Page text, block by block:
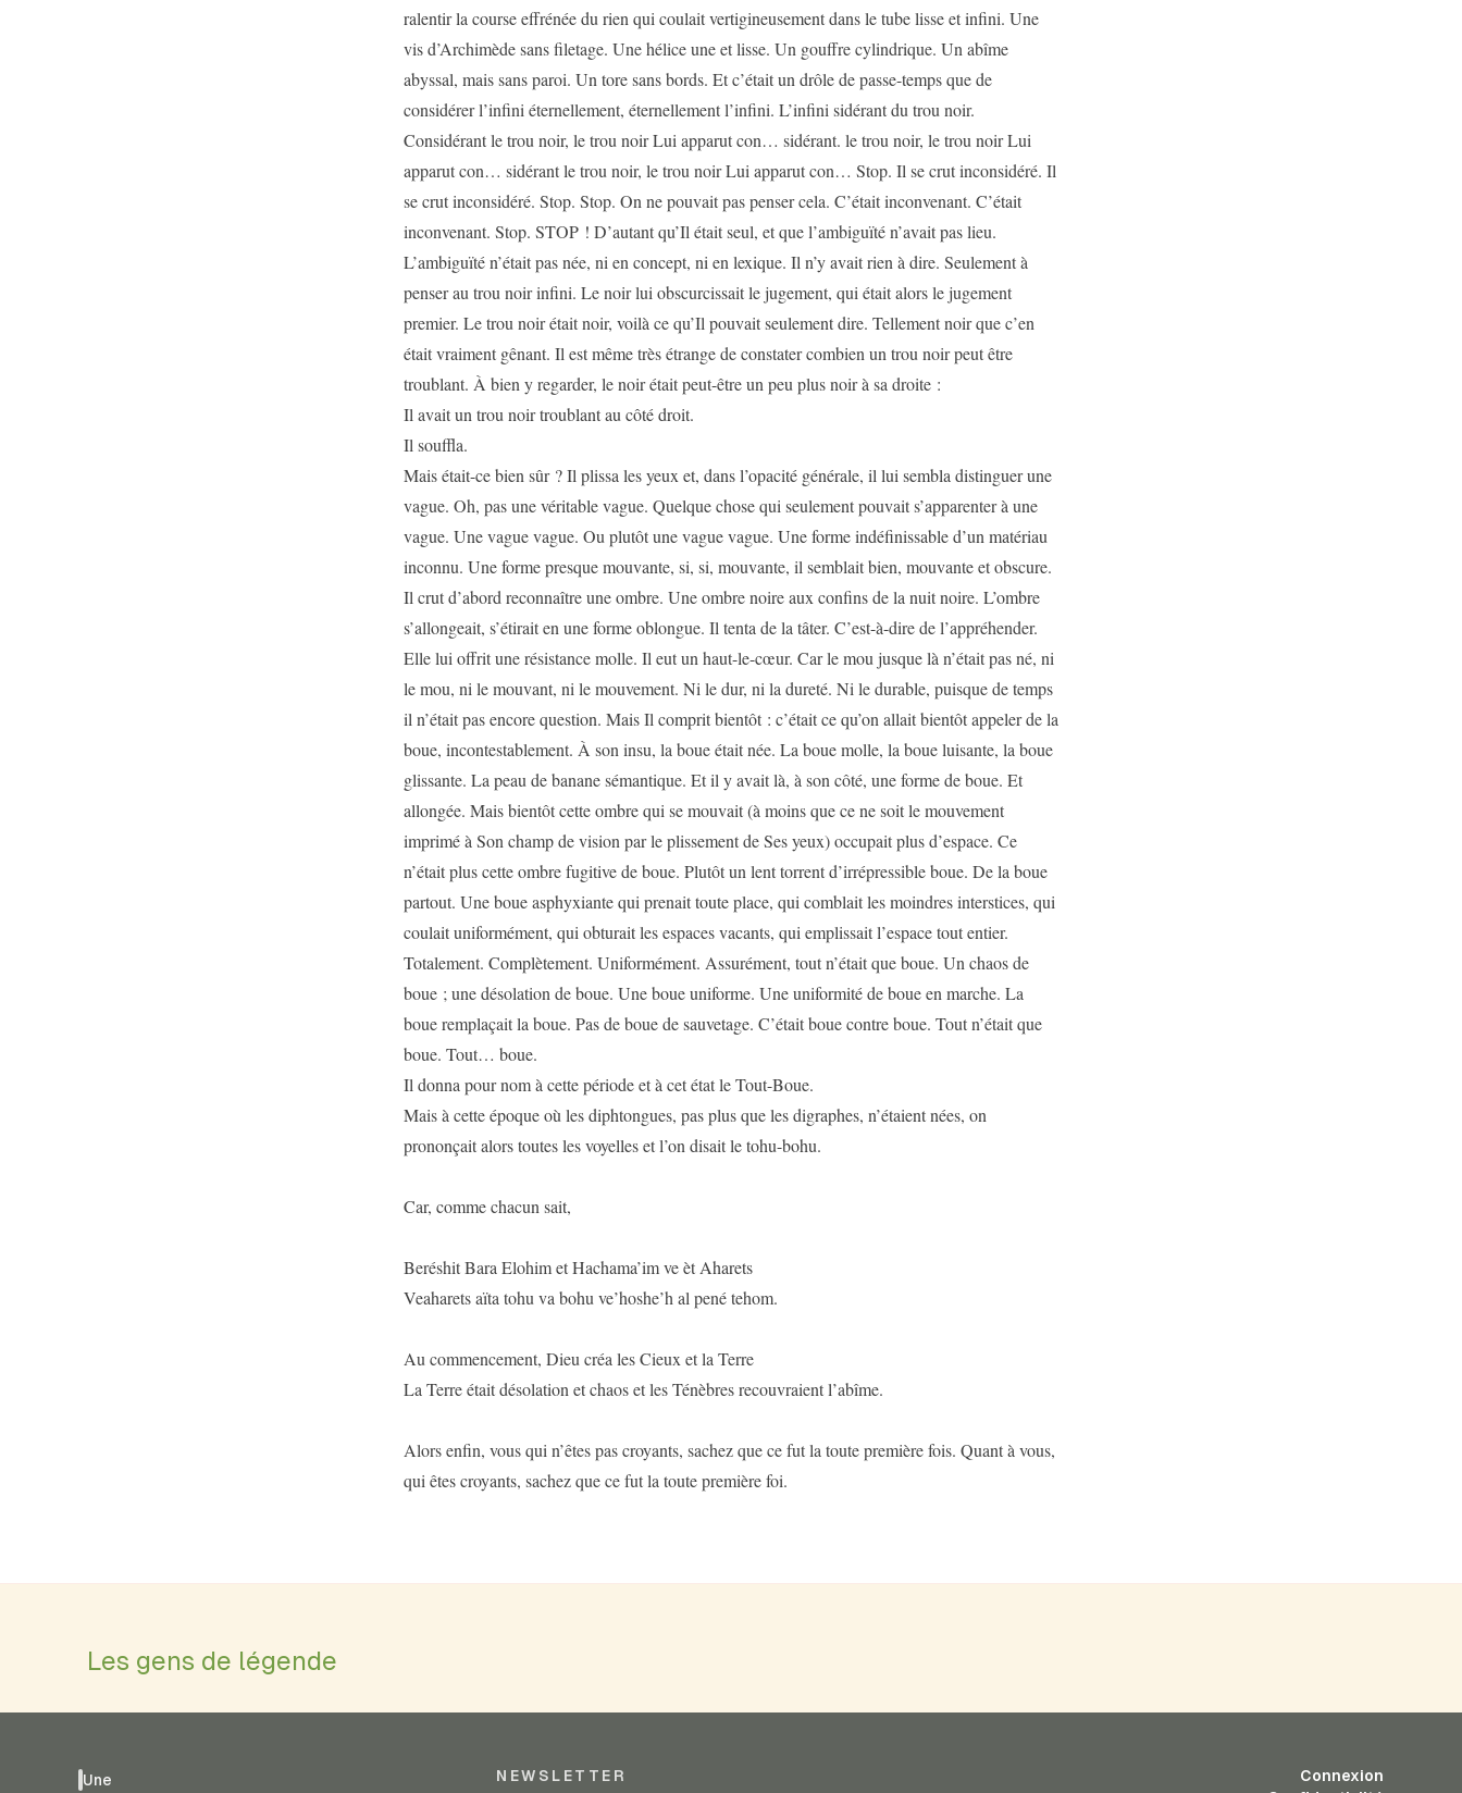
ralentir la course effrénée du rien qui coulait vertigineusement dans le tube lisse et infini. Une
vis d’Archimède sans filetage. Une hélice une et lisse. Un gouffre cylindrique. Un abîme
abyssal, mais sans paroi. Un tore sans bords. Et c’était un drôle de passe-temps que de
considérer l’infini éternellement, éternellement l’infini. L’infini sidérant du trou noir.
Considérant le trou noir, le trou noir Lui apparut con… sidérant. le trou noir, le trou noir Lui
apparut con… sidérant le trou noir, le trou noir Lui apparut con… Stop. Il se crut inconsidéré. Il
se crut inconsidéré. Stop. Stop. On ne pouvait pas penser cela. C’était inconvenant. C’était
inconvenant. Stop. STOP ! D’autant qu’Il était seul, et que l’ambiguïté n’avait pas lieu.
L’ambiguïté n’était pas née, ni en concept, ni en lexique. Il n’y avait rien à dire. Seulement à
penser au trou noir infini. Le noir lui obscurcissait le jugement, qui était alors le jugement
premier. Le trou noir était noir, voilà ce qu’Il pouvait seulement dire. Tellement noir que c’en
était vraiment gênant. Il est même très étrange de constater combien un trou noir peut être
troublant. À bien y regarder, le noir était peut-être un peu plus noir à sa droite :
Il avait un trou noir troublant au côté droit.
Il souffla.
Mais était-ce bien sûr ? Il plissa les yeux et, dans l’opacité générale, il lui sembla distinguer une
vague. Oh, pas une véritable vague. Quelque chose qui seulement pouvait s’apparenter à une
vague. Une vague vague. Ou plutôt une vague vague. Une forme indéfinissable d’un matériau
inconnu. Une forme presque mouvante, si, si, mouvante, il semblait bien, mouvante et obscure.
Il crut d’abord reconnaître une ombre. Une ombre noire aux confins de la nuit noire. L’ombre
s’allongeait, s’étirait en une forme oblongue. Il tenta de la tâter. C’est-à-dire de l’appréhender.
Elle lui offrit une résistance molle. Il eut un haut-le-cœur. Car le mou jusque là n’était pas né, ni
le mou, ni le mouvant, ni le mouvement. Ni le dur, ni la dureté. Ni le durable, puisque de temps
il n’était pas encore question. Mais Il comprit bientôt : c’était ce qu’on allait bientôt appeler de la
boue, incontestablement. À son insu, la boue était née. La boue molle, la boue luisante, la boue
glissante. La peau de banane sémantique. Et il y avait là, à son côté, une forme de boue. Et
allongée. Mais bientôt cette ombre qui se mouvait (à moins que ce ne soit le mouvement
imprimé à Son champ de vision par le plissement de Ses yeux) occupait plus d’espace. Ce
n’était plus cette ombre fugitive de boue. Plutôt un lent torrent d’irrépressible boue. De la boue
partout. Une boue asphyxiante qui prenait toute place, qui comblait les moindres interstices, qui
coulait uniformément, qui obturait les espaces vacants, qui emplissait l’espace tout entier.
Totalement. Complètement. Uniformément. Assurément, tout n’était que boue. Un chaos de
boue ; une désolation de boue. Une boue uniforme. Une uniformité de boue en marche. La
boue remplaçait la boue. Pas de boue de sauvetage. C’était boue contre boue. Tout n’était que
boue. Tout… boue.
Il donna pour nom à cette période et à cet état le Tout-Boue.
Mais à cette époque où les diphtongues, pas plus que les digraphes, n’étaient nées, on
prononçait alors toutes les voyelles et l’on disait le tohu-bohu.
Car, comme chacun sait,
Beréshit Bara Elohim et Hachama’im ve èt Aharets
Veaharets aïta tohu va bohu ve’hoshe’h al pené tehom.
Au commencement, Dieu créa les Cieux et la Terre
La Terre était désolation et chaos et les Ténèbres recouvraient l’abîme.
Alors enfin, vous qui n’êtes pas croyants, sachez que ce fut la toute première fois. Quant à vous,
qui êtes croyants, sachez que ce fut la toute première foi.
Les gens de légende
Une NEWSLETTER
Connexion